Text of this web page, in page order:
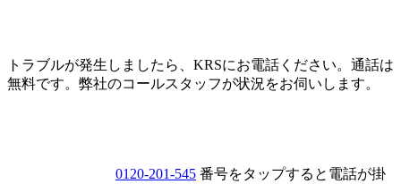
トラブルが発生しましたら、KRSにお電話ください。通話は
無料です。弊社のコールスタッフが状況をお伺いします。
0120-201-545 番号をタップすると電話が掛